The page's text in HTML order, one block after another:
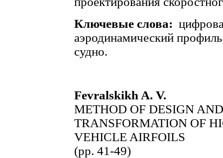
Ключевые слова:
аэродинамический
судно.
Fevralskikh A. V.
METHOD OF DESIGN
TRANSFORMATION OF
VEHICLE AIRFOILS
(pp. 41-49)